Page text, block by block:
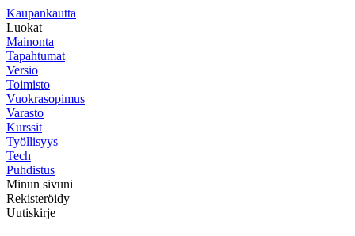
Kaupankautta
Luokat
Mainonta
Tapahtumat
Versio
Toimisto
Vuokrasopimus
Varasto
Kurssit
Työllisyys
Tech
Puhdistus
Minun sivuni
Rekisteröidy
Uutiskirje